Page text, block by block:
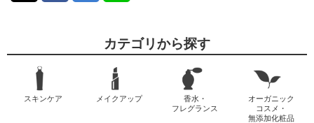
カテゴリから探す
スキンケア メイクアップ
香水・
フレグランス
オーガニック
コスメ・
無添加化粧品